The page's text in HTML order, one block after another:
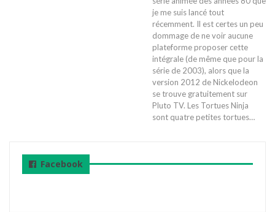
je me suis lancé tout
récemment. Il est certes un peu
dommage de ne voir aucune
plateforme proposer cette
intégrale (de même que pour la
série de 2003), alors que la
version 2012 de Nickelodeon
se trouve gratuitement sur
Pluto TV. Les Tortues Ninja
sont quatre petites tortues…
Facebook